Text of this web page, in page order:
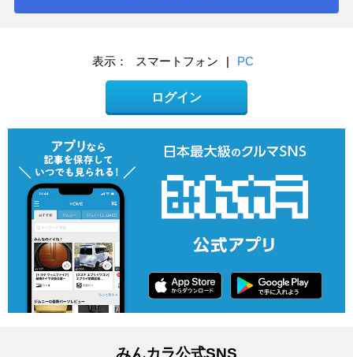
表示： スマートフォン | PC
ログイン
みんカラ公式SNS